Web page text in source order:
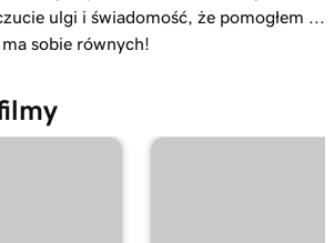
ulgi i świadomość, że pomogłem ...
ma sobie równych!